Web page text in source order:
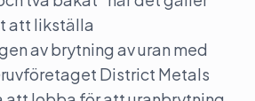
att likställa
av brytning av uran med
District Metals